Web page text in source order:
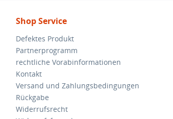
Shop Service
Defektes Produkt
Partnerprogramm
rechtliche Vorabinformationen
Kontakt
Versand und Zahlungsbedingungen
Rückgabe
Widerrufsrecht